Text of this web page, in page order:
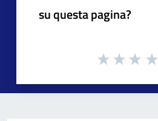
su questa pagina?